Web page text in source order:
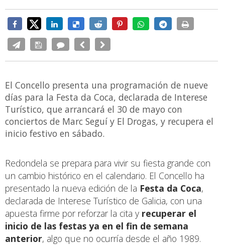
El Concello presenta una programación de nueve
días para la Festa da Coca, declarada de Interese
Turístico, que arrancará el 30 de mayo con
conciertos de Marc Seguí y El Drogas, y recupera el
inicio festivo en sábado.
Redondela se prepara para vivir su fiesta grande con
un cambio histórico en el calendario. El Concello ha
presentado la nueva edición de la Festa da Coca,
declarada de Interese Turístico de Galicia, con una
apuesta firme por reforzar la cita y recuperar el
inicio de las festas ya en el fin de semana
anterior, algo que no ocurría desde el año 1989.